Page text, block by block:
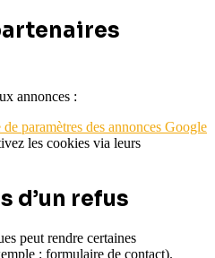
annonces :
de paramètres des annonces Google
les cookies via leurs
d’un refus
peut rendre certaines
: formulaire de contact).